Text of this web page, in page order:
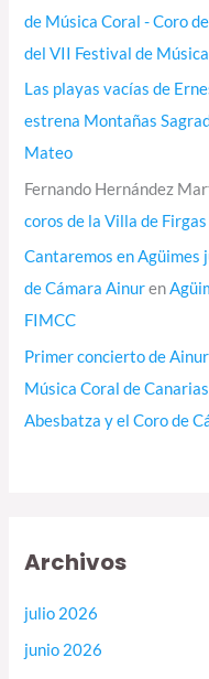
de Música Coral - Coro
del VII Festival de
Las playas vacías de
estrena Montañas
Mateo
Fernando Hernández
coros de la Villa de Firgas
Cantaremos en Agüimes
de Cámara Ainuren
FIMCC
Primer concierto de
Música Coral de
Abesbatza y el Coro de
Archivos
julio 2026
junio 2026